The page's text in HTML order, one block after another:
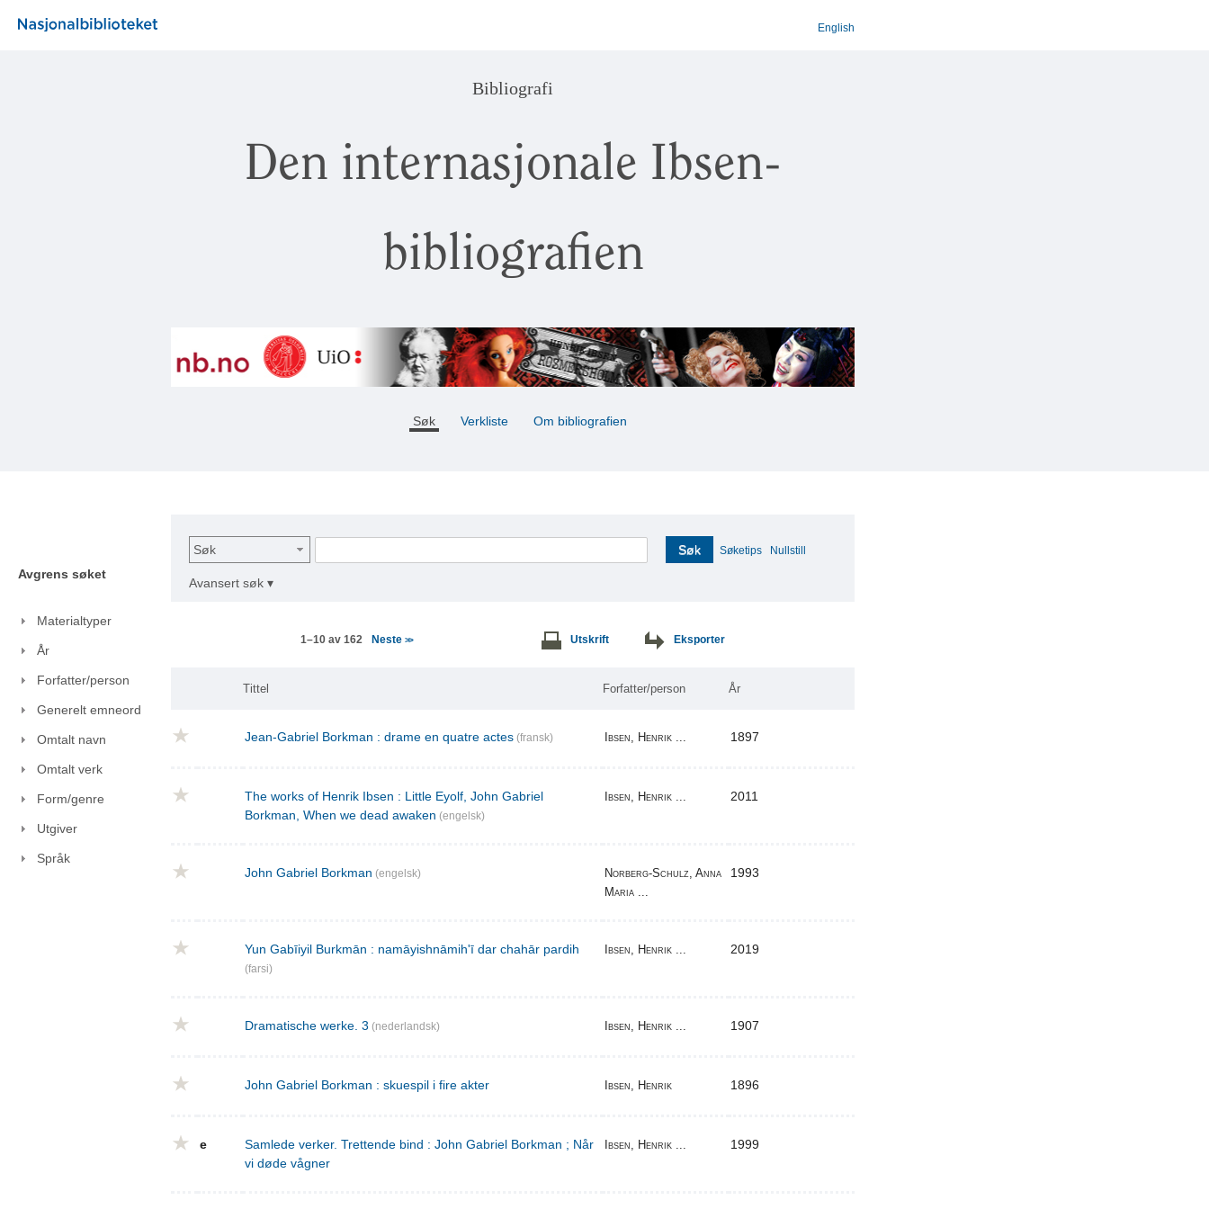
English
Bibliografi
Den internasjonale Ibsen-
bibliografien
Søk Verkliste Om bibliografien
Avgrens søket
Materialtyper
År
Forfatter/person
Generelt emneord
Omtalt navn
Omtalt verk
Form/genre
Utgiver
Språk
Søk Søk Søketips Nullstill
Avansert søk ▾
1–10 av 162 Neste >> Utskrift Eksporter
Tittel Forfatter/person År
Jean-Gabriel Borkman : drame en quatre actes (fransk) Ibsen, Henrik ... 1897
The works of Henrik Ibsen : Little Eyolf, John Gabriel
Borkman, When we dead awaken (engelsk)
Ibsen, Henrik ... 2011
John Gabriel Borkman (engelsk)
Norberg-Schulz, Anna
Maria ...
1993
Yun Gabīiyil Burkmān : namāyishnāmihʹī dar chahār pardih
(farsi)
Ibsen, Henrik ... 2019
Dramatische werke. 3 (nederlandsk) Ibsen, Henrik ... 1907
John Gabriel Borkman : skuespil i fire akter Ibsen, Henrik 1896
e
Samlede verker. Trettende bind : John Gabriel Borkman ; Når
vi døde vågner
Ibsen, Henrik ... 1999